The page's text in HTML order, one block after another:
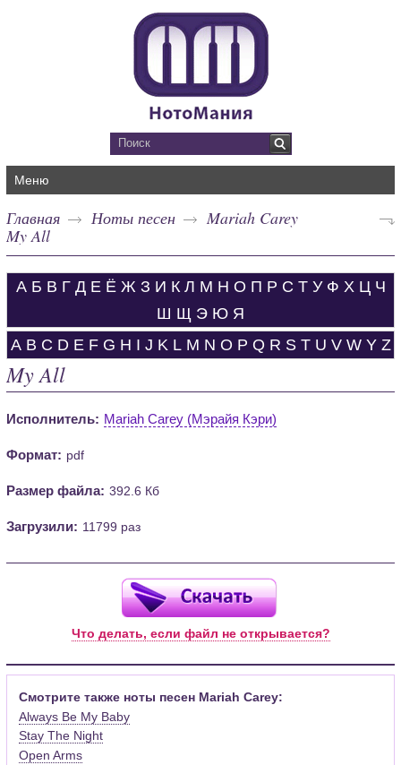
Меню
Главная Ноты песен
Mariah Carey
My All
А Б В Г Д Е Ё Ж З И К Л М Н О П Р С Т У Ф Х Ц Ч
Ш Щ Э Ю Я
A B C D E F G H I J K L M N O P Q R S T U V W Y Z
My All
Исполнитель: Mariah Carey (Мэрайя Кэри)
Формат: pdf
Размер файла: 392.6 Кб
Загрузили: 11799 раз
Что делать, если файл не открывается?
Смотрите также ноты песен Mariah Carey:
Always Be My Baby
Stay The Night
Open Arms